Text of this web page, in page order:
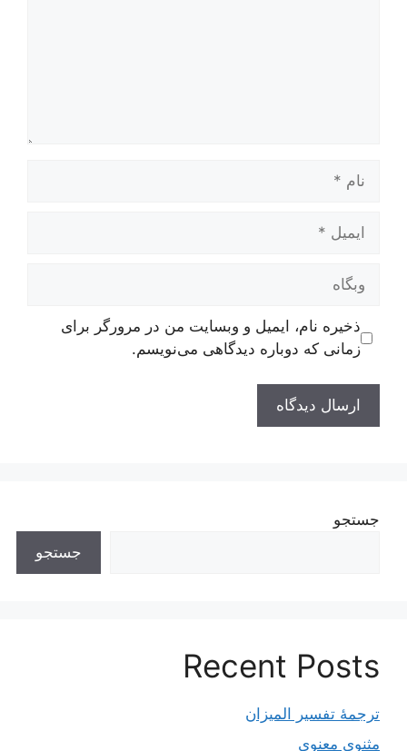
ایمیل
وبگاه
ذخیره نام، ایمیل و وبسایت من در مرورگر برای
زمانی که دوباره دیدگاهی می‌نویسم.
جستجو
جستجو
Recent Posts
ترجمۀ تفسیر المیزان
مثنوی معنوی